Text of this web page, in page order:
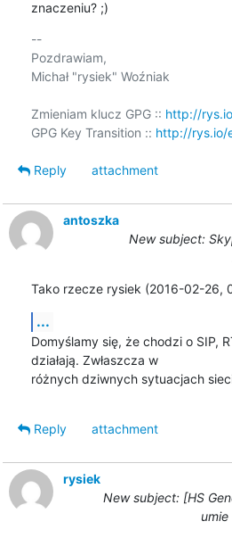
znaczeniu? ;)
--
Pozdrawiam,
Michał "rysiek" Woźniak
Zmieniam klucz GPG :: http://
GPG Key Transition :: http://rys.io/
Reply
attachment
antoszka
New subject:
Tako rzecze rysiek (2016-02-26,
...
Domyślamy się, że chodzi o SIP,
działają. Zwłaszcza w
różnych dziwnych sytuacjach
Reply
attachment
rysiek
New subject: [HS
umie